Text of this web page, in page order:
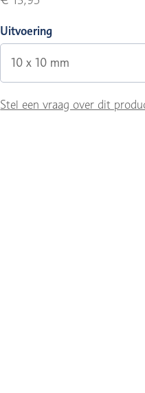
Uitvoering
10 x 10 mm
Stel een vraag over dit